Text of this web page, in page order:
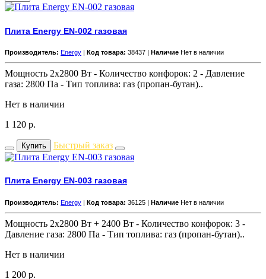
Плита Energy EN-002 газовая
Производитель: Energy | Код товара: 38437 | Наличие Нет в наличии
Мощность 2х2800 Вт - Количество конфорок: 2 - Давление
газа: 2800 Па - Тип топлива: газ (пропан-бутан)..
Нет в наличии
1 120 р.
Купить Быстрый заказ
Плита Energy EN-003 газовая
Производитель: Energy | Код товара: 36125 | Наличие Нет в наличии
Мощность 2х2800 Вт + 2400 Вт - Количество конфорок: 3 -
Давление газа: 2800 Па - Тип топлива: газ (пропан-бутан)..
Нет в наличии
1 200 р.